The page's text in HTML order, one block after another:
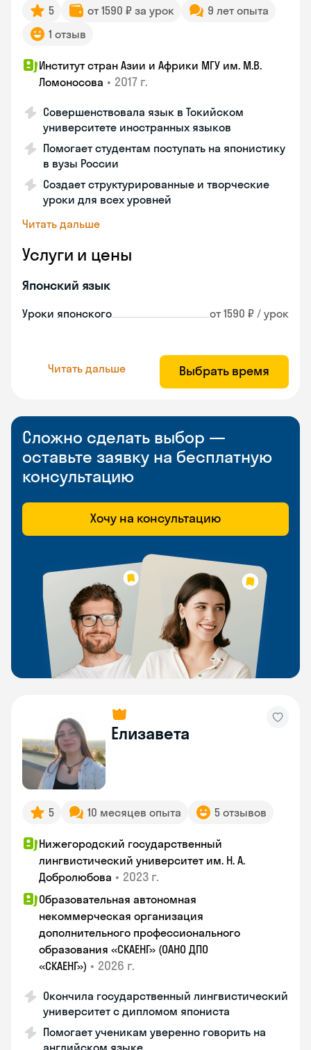
5 от 1590 ₽ за урок
9 лет опыта
1 отзыв
Институт стран Азии и Африки МГУ им. М.В.
Ломоносова • 2017 г.
Совершенствовала язык в Токийском
университете иностранных языков
Помогает студентам поступать на японистику
в вузы России
Создает структурированные и творческие
уроки для всех уровней
Читать дальше
Услуги и цены
Японский язык
Уроки японского от 1590 ₽ / урок
Читать дальше Выбрать время
Сложно сделать выбор —
оставьте заявку на бесплатную
консультацию
Хочу на консультацию
Елизавета
5 10 месяцев опыта 5 отзывов
Нижегородский государственный
лингвистический университет им. Н. А.
Добролюбова • 2023 г.
Образовательная автономная
некоммерческая организация
дополнительного профессионального
образования «СКАЕНГ» (ОАНО ДПО
«СКАЕНГ») • 2026 г.
Окончила государственный лингвистический
университет с дипломом япониста
Помогает ученикам уверенно говорить на
английском языке